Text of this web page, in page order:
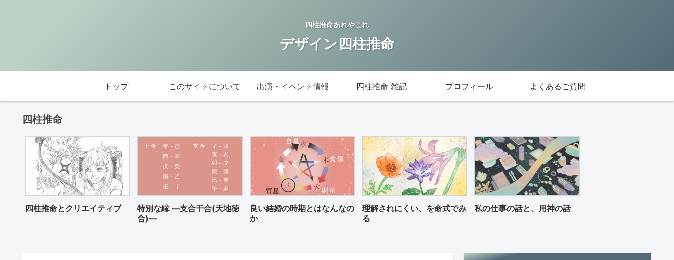
四柱推命あれやこれ
デザイン四柱推命
トップ このサイトについて 出演・イベント情報 四柱推命 雑記 プロフィール よくあるご質問
四柱推命
四柱推命とクリエイティブ
特別な縁 ―支合干合(天地徳
合)―
良い結婚の時期とはなんなの
か
理解されにくい、を命式でみ
る
私の仕事の話と、用神の話